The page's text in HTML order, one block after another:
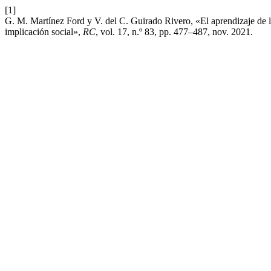
[1]
G. M. Martínez Ford y V. del C. Guirado Rivero, «El aprendizaje de
implicación social», RC, vol. 17, n.º 83, pp. 477–487, nov. 2021.